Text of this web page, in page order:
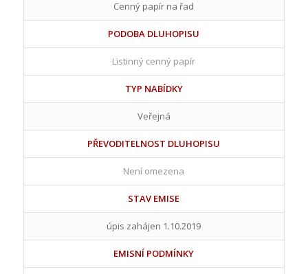
Cenný papír na řad
PODOBA DLUHOPISU
Listinný cenný papír
TYP NABÍDKY
Veřejná
PŘEVODITELNOST DLUHOPISU
Není omezena
STAV EMISE
úpis zahájen 1.10.2019
EMISNÍ PODMÍNKY